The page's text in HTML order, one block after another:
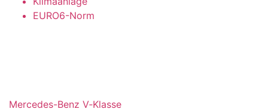
EURO6-Norm
Mercedes-Benz V‑Klasse